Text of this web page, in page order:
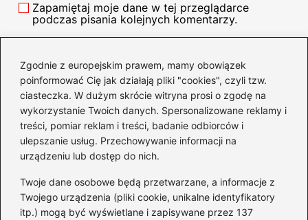
Zgodnie z europejskim prawem, mamy obowiązek
poinformować Cię jak działają pliki "cookies", czyli tzw.
ciasteczka. W dużym skrócie witryna prosi o zgodę na
wykorzystanie Twoich danych. Spersonalizowane reklamy i
treści, pomiar reklam i treści, badanie odbiorców i
ulepszanie usług. Przechowywanie informacji na
urządzeniu lub dostęp do nich.
Twoje dane osobowe będą przetwarzane, a informacje z
Twojego urządzenia (pliki cookie, unikalne identyfikatory
itp.) mogą być wyświetlane i zapisywane przez 137
Zapamiętaj moje dane w tej przeglądarce
podczas pisania kolejnych komentarzy.
Poczytaj więcej